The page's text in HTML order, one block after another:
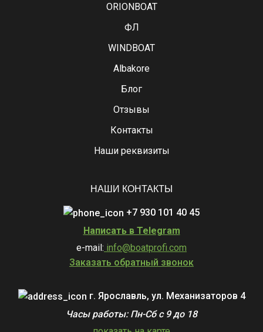
ORIONBOAT
ФЛ
WINDBOAT
Albakore
Блог
Отзывы
Контакты
Наши реквизиты
НАШИ КОНТАКТЫ
+7 930 101 40 45
Написать в Telegram
e-mail: info@boatprofi.com
Заказать обратный звонок
г. Ярославль, ул. Механизаторов 4
Часы работы: Пн-Сб с 9 до 18